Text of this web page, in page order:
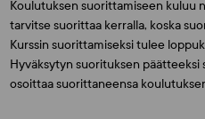
Koulutuksen suorittamiseen kuluu
tarvitse suorittaa kerralla, koska
Kurssin suorittamiseksi tulee
Hyväksytyn suorituksen päätteeksi
osoittaa suorittaneensa